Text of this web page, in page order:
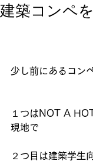
建築コンペ
少し前にあるコン
１つはNOT A
現地で
２つ目は建築学生